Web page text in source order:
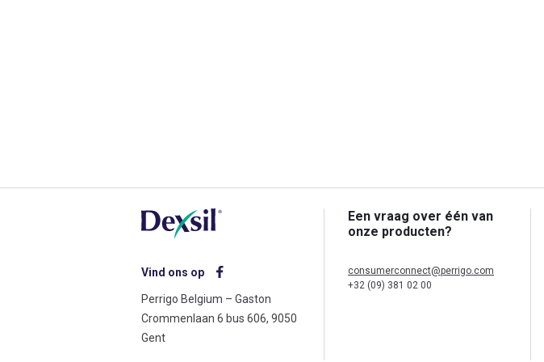
Vind ons op
Perrigo Belgium – Gaston
Crommenlaan 6 bus 606, 9050
Gent
Een vraag over één van
onze producten?
consumerconnect@perrigo.com
+32 (09) 381 02 00